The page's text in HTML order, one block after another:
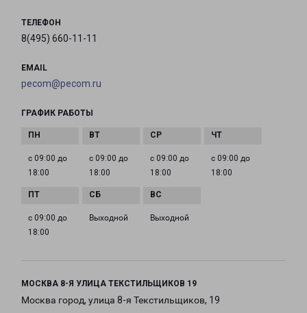
ТЕЛЕФОН
8(495) 660-11-11
EMAIL
pecom@pecom.ru
ГРАФИК РАБОТЫ
с 09:00 до
18:00
с 09:00 до
18:00
с 09:00 до
18:00
с 09:00 до
18:00
с 09:00 до
18:00
Выходной Выходной
МОСКВА 8-Я УЛИЦА ТЕКСТИЛЬЩИКОВ 19
Москва город, улица 8-я Текстильщиков, 19